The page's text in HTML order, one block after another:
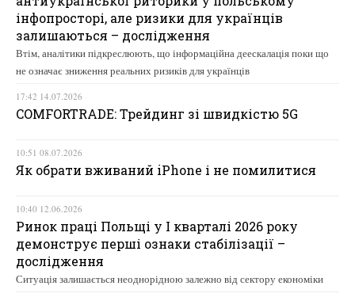
інфопросторі, але ризики для українців
залишаються – дослідження
Втім, аналітики підкреслюють, що інформаційна деескалація поки що
не означає зниження реальних ризиків для українців
17:42 14.07.2026
COMFORTRADE: Трейдинг зі швидкістю 5G
10:51 08.07.2026
Як обрати вживаний iPhone і не помилитися
10:40 12.06.2026
Ринок праці Польщі у І кварталі 2026 року
демонструє перші ознаки стабілізації –
дослідження
Ситуація залишається неоднорідною залежно від сектору економіки